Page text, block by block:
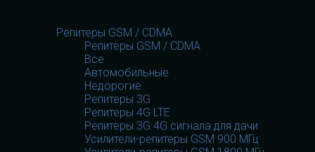
Репитеры GSM / CDMA
Репитеры GSM / CDMA
Все
Автомобильные
Недорогие
Репитеры 3G
Репитеры 4G LTE
Репитеры 3G 4G сигнала для дачи
Усилители-репитеры GSM 900 МГц